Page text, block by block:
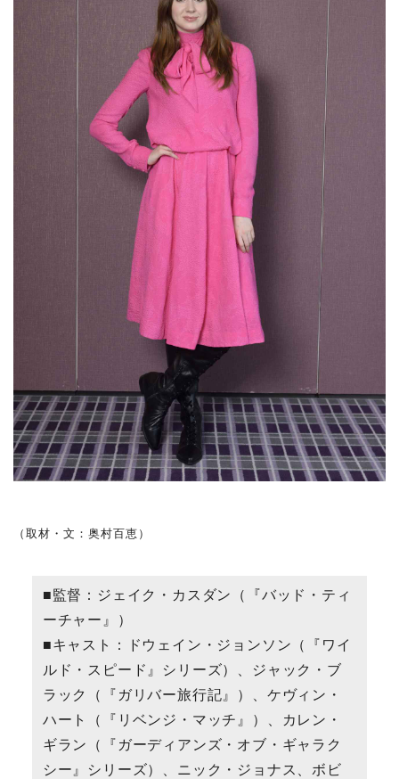
（取材・文：奥村百恵）
■監督：ジェイク・カスダン（『バッド・ティ
ーチャー』）
■キャスト：ドウェイン・ジョンソン（『ワイ
ルド・スピード』シリーズ）、ジャック・ブ
ラック（『ガリバー旅行記』）、ケヴィン・
ハート（『リベンジ・マッチ』）、カレン・
ギラン（『ガーディアンズ・オブ・ギャラク
シー』シリーズ）、ニック・ジョナス、ボビ